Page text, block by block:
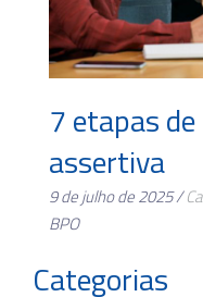
7 etapas
assertiva
9 de julho de 2025 /
BPO
Categorias